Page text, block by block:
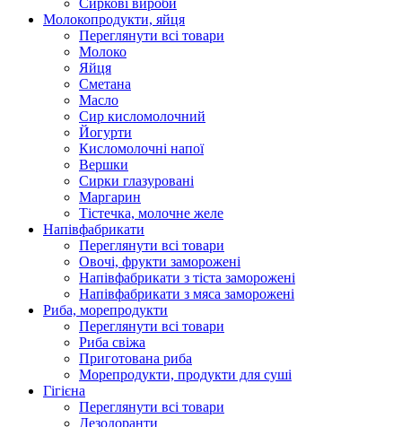
Сиркові вироби
Молокопродукти, яйця
Переглянути всі товари
Молоко
Яйця
Сметана
Масло
Сир кисломолочний
Йогурти
Кисломолочні напої
Вершки
Сирки глазуровані
Маргарин
Тістечка, молочне желе
Напівфабрикати
Переглянути всі товари
Овочі, фрукти заморожені
Напівфабрикати з тіста заморожені
Напівфабрикати з мяса заморожені
Риба, морепродукти
Переглянути всі товари
Риба свіжа
Приготована риба
Морепродукти, продукти для суші
Гігієна
Переглянути всі товари
Дезодоранти